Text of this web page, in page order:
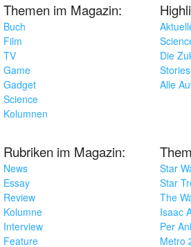
Themen im Magazin:
Buch
Film
TV
Game
Gadget
Science
Kolumnen
Die
Alle
Rubriken im Magazin:
News
Essay
Review
Kolumne
Interview
Feature
Star
Star
The
Isaac
Per
Metro